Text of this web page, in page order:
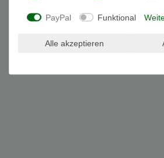
PayPal Funktional
Alle akzeptieren